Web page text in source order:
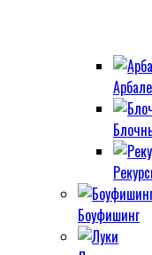
Боуфишинг